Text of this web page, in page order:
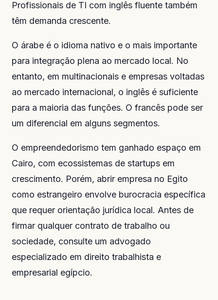
Profissionais de TI com inglês fluente também
têm demanda crescente.
O árabe é o idioma nativo e o mais importante
para integração plena ao mercado local. No
entanto, em multinacionais e empresas voltadas
ao mercado internacional, o inglês é suficiente
para a maioria das funções. O francês pode ser
um diferencial em alguns segmentos.
O empreendedorismo tem ganhado espaço em
Cairo, com ecossistemas de startups em
crescimento. Porém, abrir empresa no Egito
como estrangeiro envolve burocracia específica
que requer orientação jurídica local. Antes de
firmar qualquer contrato de trabalho ou
sociedade, consulte um advogado
especializado em direito trabalhista e
empresarial egípcio.